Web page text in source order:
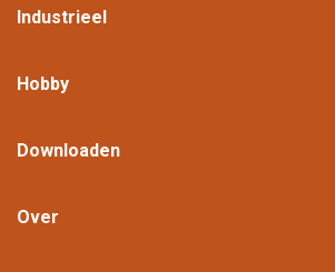
Industrieel
Hobby
Downloaden
Over